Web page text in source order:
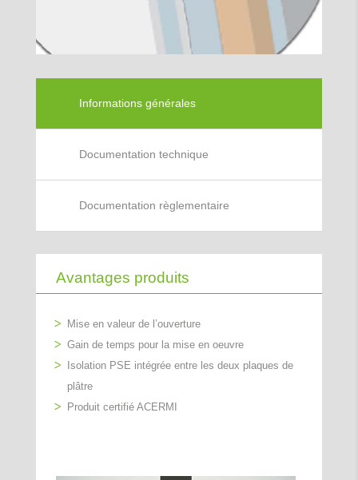
Informations générales
Documentation technique
Documentation règlementaire
Avantages produits
Mise en valeur de l’ouverture
Gain de temps pour la mise en oeuvre
Isolation PSE intégrée entre les deux plaques de
plâtre
Produit certifié ACERMI